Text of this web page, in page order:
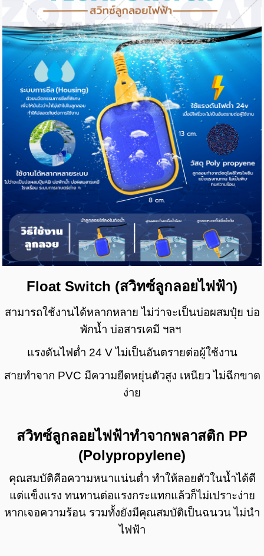
Float Switch (สวิทซ์ลูกลอยไฟฟ้า)
สามารถใช้งานได้หลากหลาย ไม่ว่าจะเป็นบ่อผสมปุ๋ย บ่อ
พักน้ำ บ่อสารเคมี ฯลฯ
แรงดันไฟต่ำ 24 V ไม่เป็นอันตรายต่อผู้ใช้งาน
สายทำจาก PVC มีความยืดหยุ่นตัวสูง เหนียว ไม่ฉีกขาด
ง่าย
สวิทซ์ลูกลอยไฟฟ้าทำจากพลาสติก PP
(Polypropylene)
คุณสมบัติคือความหนาแน่นต่ำ ทำให้ลอยตัวในน้ำได้ดี
แต่แข็งแรง ทนทานต่อแรงกระแทกแล้วก็ไม่เปราะง่าย
หากเจอความร้อน รวมทั้งยังมีคุณสมบัติเป็นฉนวน ไม่นำ
ไฟฟ้า